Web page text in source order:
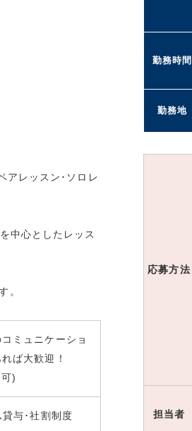
勤務時間
勤務地
アレッスン･ソロレ
中心としたレッス
。
ミュニケーショ
ば大歓迎！
)
与･社割制度
応募方法
担当者